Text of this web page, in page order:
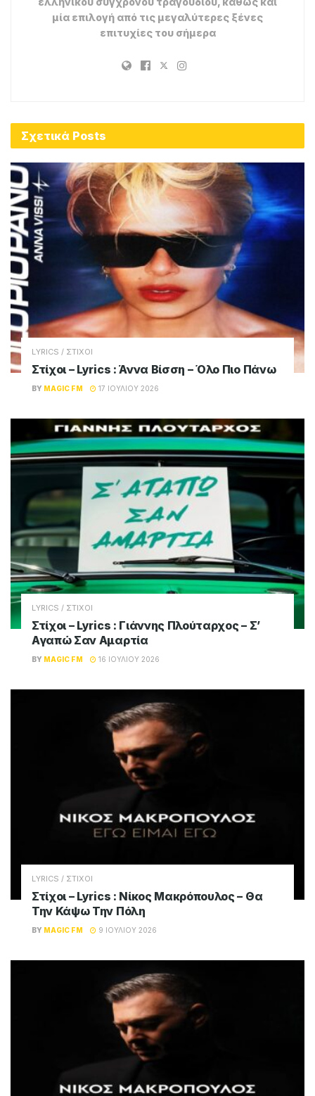
Πηγή:radiomelodia.gr
Tags: Lyrics
Βάλε Να Τα Πιούμε
Γιώργος Τσαλίκης
Στίχοι Χρήστος Μενιδιάτης
Magic FM
Παίζει όλες τις μεγάλες επιτυχίες του
ελληνικού σύγχρονου τραγουδιού, καθώς και
μία επιλογή από τις μεγαλύτερες ξένες
επιτυχίες του σήμερα
LYRICS / ΣΤΙΧΟΙ
Στίχοι – Lyrics : Άννα Βίσση – Όλο Πιο Πάνω
BY MAGIC FM 17 ΙΟΥΛΊΟΥ 2026